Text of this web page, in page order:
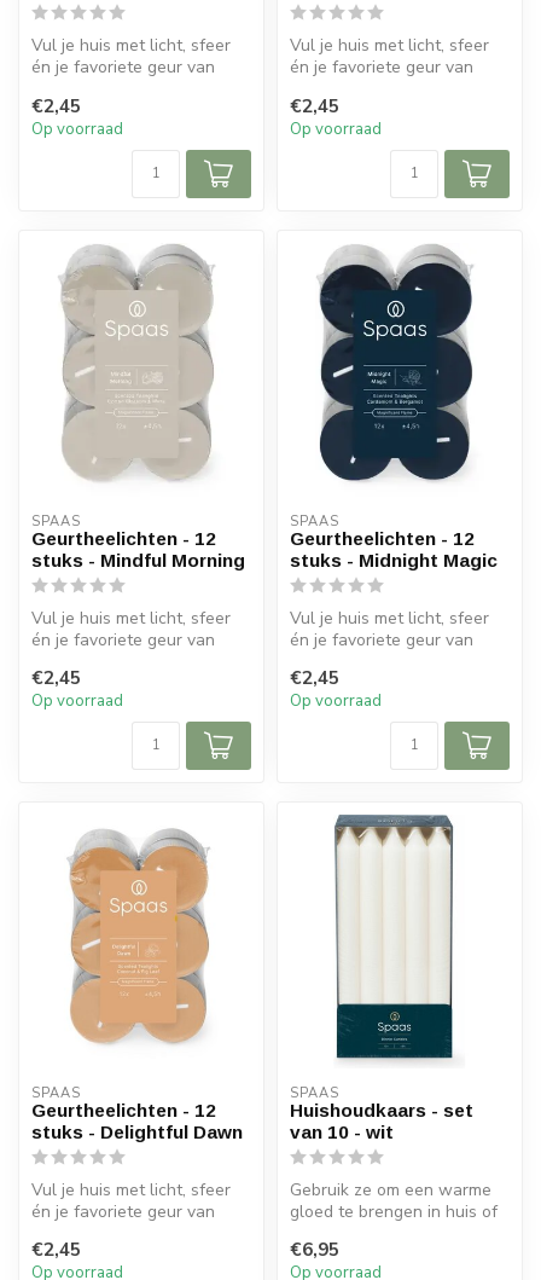
Vul je huis met licht, sfeer
én je favoriete geur van
Geurkaarsen...
€2,45
Op voorraad
Vul je huis met licht, sfeer
én je favoriete geur van
Geurkaarsen...
€2,45
Op voorraad
SPAAS
Geurtheelichten - 12
stuks - Mindful Morning
Vul je huis met licht, sfeer
én je favoriete geur van
Geurkaarsen...
€2,45
Op voorraad
SPAAS
Geurtheelichten - 12
stuks - Midnight Magic
Vul je huis met licht, sfeer
én je favoriete geur van
Geurkaarsen...
€2,45
Op voorraad
SPAAS
Geurtheelichten - 12
stuks - Delightful Dawn
Vul je huis met licht, sfeer
én je favoriete geur van
Geurkaarsen...
€2,45
Op voorraad
SPAAS
Huishoudkaars - set
van 10 - wit
Gebruik ze om een warme
gloed te brengen in huis of
€6,95
Op voorraad